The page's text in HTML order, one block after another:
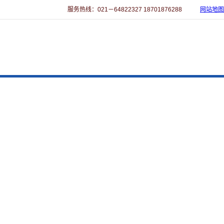
服务热线：021－64822327 18701876288 网站地图